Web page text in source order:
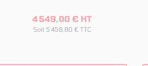
4 549,00 € HT
Soit 5 458,80 € TTC